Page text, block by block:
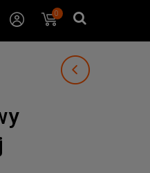
KontoKoszyk
0